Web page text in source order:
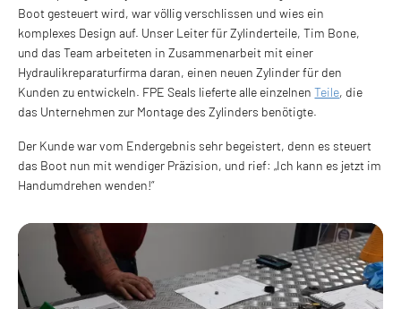
Boot gesteuert wird, war völlig verschlissen und wies ein
komplexes Design auf. Unser Leiter für Zylinderteile, Tim Bone,
und das Team arbeiteten in Zusammenarbeit mit einer
Hydraulikreparaturfirma daran, einen neuen Zylinder für den
Kunden zu entwickeln. FPE Seals lieferte alle einzelnenTeile, die
das Unternehmen zur Montage des Zylinders benötigte.
Der Kunde war vom Endergebnis sehr begeistert, denn es steuert
das Boot nun mit wendiger Präzision, und rief: „Ich kann es jetzt im
Handumdrehen wenden!“